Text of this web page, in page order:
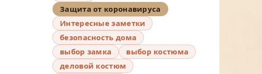
Защита от коронавируса
Интересные заметки
безопасность дома
выбор замка
выбор костюма
деловой костюм